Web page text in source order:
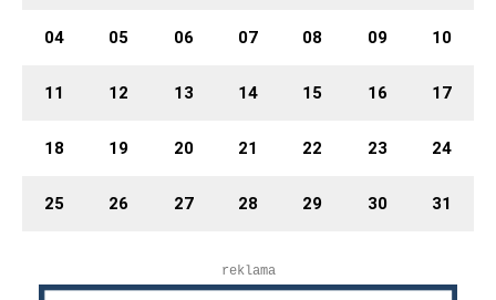
04 05 06 07 08 09 10
11 12 13 14 15 16 17
18 19 20 21 22 23 24
25 26 27 28 29 30 31
reklama